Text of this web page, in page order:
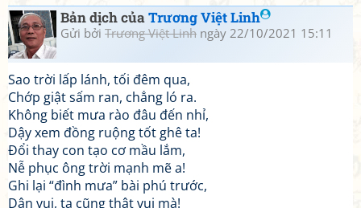
Bản dịch củaTrương Việt Linh
Gửi bởi Trương Việt Linh ngày 22/10/2021 15:11
Sao trời lấp lánh, tối đêm qua,
Chớp giật sấm ran, chẳng ló ra.
Không biết mưa rào đâu đến nhỉ,
Dậy xem đồng ruộng tốt ghê ta!
Đổi thay con tạo cơ mầu lắm,
Nễ phục ông trời mạnh mẽ a!
Ghi lại “đình mưa” bài phú trước,
Dân vui, ta cũng thật vui mà!